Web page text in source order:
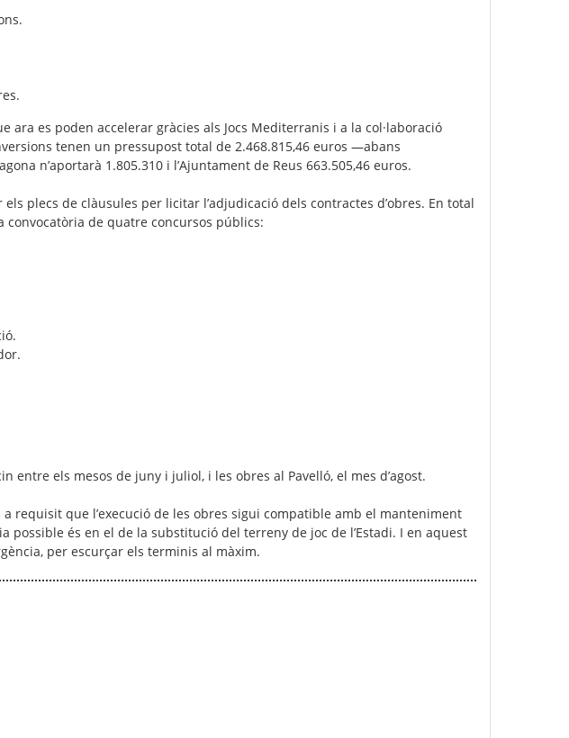
ara es poden accelerar gràcies als Jocs Mediterranis i a la col·laboració
tenen un pressupost total de 2.468.815,46 euros —abans
n’aportarà 1.805.310 i l’Ajuntament de Reus 663.505,46 euros.
plecs de clàusules per licitar l’adjudicació dels contractes d’obres. En total
de quatre concursos públics:
entre els mesos de juny i juliol, i les obres al Pavelló, el mes d’agost.
requisit que l’execució de les obres sigui compatible amb el manteniment
possible és en el de la substitució del terreny de joc de l’Estadi. I en aquest
per escurçar els terminis al màxim.